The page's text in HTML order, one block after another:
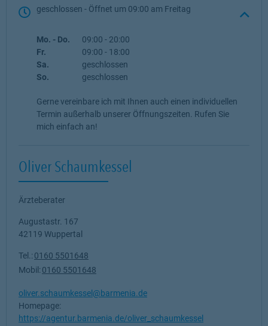
geschlossen - Öffnet um 09:00 Freitag
Wochentag Öffnungszeiten
Mo. - Do. 09:00 - 20:00
Fr.
09:00 - 18:00
Sa.
geschlossen
So.
geschlossen
Gerne vereinbare ich mit Ihnen auch einen individuellen
Termin außerhalb unserer Öffnungszeiten. Rufen Sie
mich einfach an!
Oliver Schaumkessel
Ärzteberater
Augustastr. 167
42119 Wuppertal
Tel.: 0160 5501648
Mobil: 0160 5501648
oliver.schaumkessel@barmenia.de
Homepage:
https://agentur.barmenia.de/oliver_schaumkessel